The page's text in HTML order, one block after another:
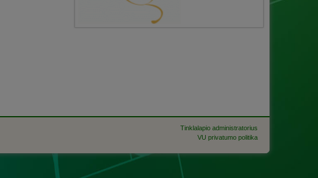
Tinklalapio administratorius
VU privatumo politika